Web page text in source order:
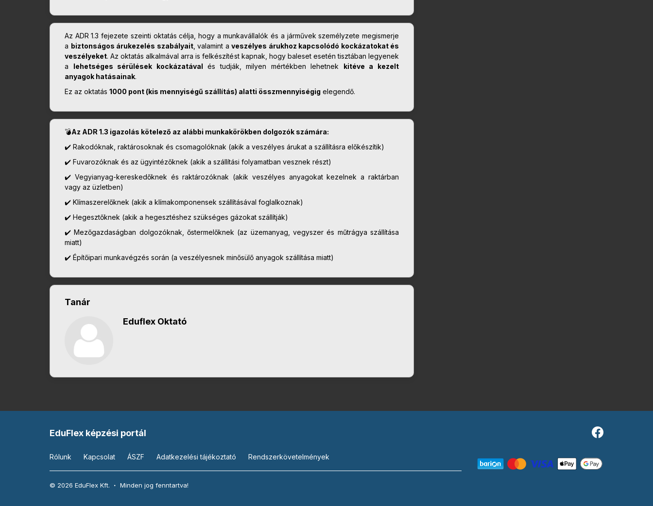
Az ADR 1.3 fejezete szeinti oktatás célja, hogy a munkavállalók és a járművek személyzete megismerje
a biztonságos árukezelés szabályait, valamint a veszélyes árukhoz kapcsolódó kockázatokat és
veszélyeket. Az oktatás alkalmával arra is felkészítést kapnak, hogy baleset esetén tisztában legyenek
a lehetséges sérülések kockázatával és tudják, milyen mértékben lehetnek kitéve a kezelt
anyagok hatásainak.
Ez az oktatás 1000 pont (kis mennyiségű szállítás) alatti összmennyiségig elegendő.
💣Az ADR 1.3 igazolás kötelező az alábbi munkakörökben dolgozók számára:
✔️ Rakodóknak, raktárosoknak és csomagolóknak (akik a veszélyes árukat a szállításra előkészítik)
✔️ Fuvarozóknak és az ügyintézőknek (akik a szállítási folyamatban vesznek részt)
✔️ Vegyianyag-kereskedőknek és raktározóknak (akik veszélyes anyagokat kezelnek a raktárban
vagy az üzletben)
✔️ Klímaszerelőknek (akik a klímakomponensek szállításával foglalkoznak)
✔️ Hegesztőknek (akik a hegesztéshez szükséges gázokat szállítják)
✔️ Mezőgazdaságban dolgozóknak, őstermelőknek (az üzemanyag, vegyszer és műtrágya szállítása
miatt)
✔️ Építőipari munkavégzés során (a veszélyesnek minősülő anyagok szállítása miatt)
Tanár
Eduflex Oktató
EduFlex képzési portál
Rólunk Kapcsolat ÁSZF Adatkezelési tájékoztató Rendszerkövetelmények
© 2026 EduFlex Kft. Minden jog fenntartva!